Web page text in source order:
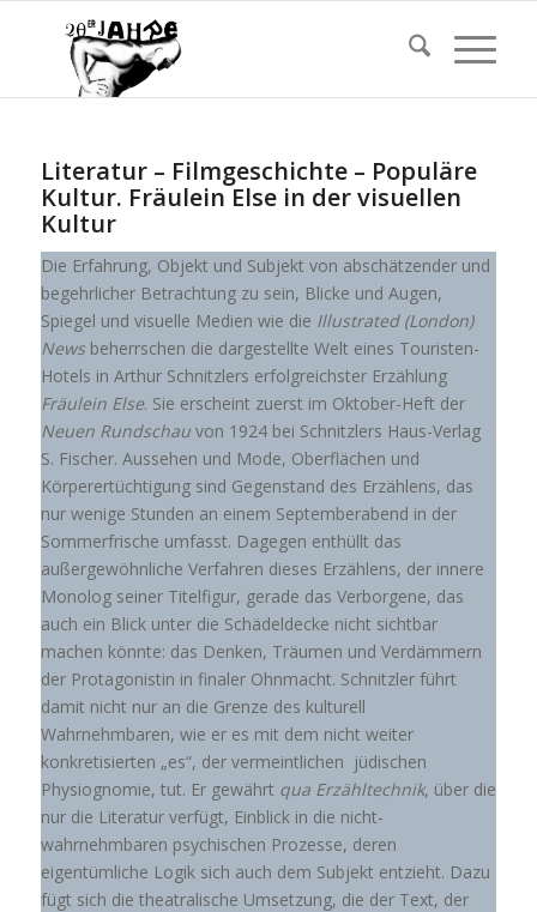
Literatur – Filmgeschichte – Populäre
Kultur. Fräulein Else in der visuellen
Kultur
Die Erfahrung, Objekt und Subjekt von abschätzender und
begehrlicher Betrachtung zu sein, Blicke und Augen,
Spiegel und visuelle Medien wie die Illustrated (London)
Newsbeherrschen die dargestellte Welt eines Touristen-
Hotels in Arthur Schnitzlers erfolgreichster Erzählung
Fräulein Else. Sie erscheint zuerst im Oktober-Heft der
Neuen Rundschau von 1924 bei Schnitzlers Haus-Verlag
S. Fischer. Aussehen und Mode, Oberflächen und
Körperertüchtigung sind Gegenstand des Erzählens, das
nur wenige Stunden an einem Septemberabend in der
Sommerfrische umfasst. Dagegen enthüllt das
außergewöhnliche Verfahren dieses Erzählens, der innere
Monolog seiner Titelfigur, gerade das Verborgene, das
auch ein Blick unter die Schädeldecke nicht sichtbar
machen könnte: das Denken, Träumen und Verdämmern
der Protagonistin in finaler Ohnmacht. Schnitzler führt
damit nicht nur an die Grenze des kulturell
Wahrnehmbaren, wie er es mit dem nicht weiter
konkretisierten „es“, der vermeintlichen jüdischen
Physiognomie, tut. Er gewährt qua Erzähltechnik, über die
nur die Literatur verfügt, Einblick in die nicht-
wahrnehmbaren psychischen Prozesse, deren
eigentümliche Logik sich auch dem Subjekt entzieht. Dazu
fügt sich die theatralische Umsetzung, die der Text, der